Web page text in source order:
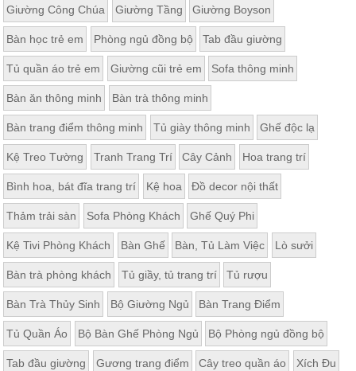
Giường Công Chúa Giường Tầng Giường Boyson
Bàn học trẻ em Phòng ngủ đồng bộ Tab đầu giường
Tủ quần áo trẻ em Giường cũi trẻ em Sofa thông minh
Bàn ăn thông minh Bàn trà thông minh
Bàn trang điểm thông minh Tủ giày thông minh Ghế độc lạ
Kệ Treo Tường Tranh Trang Trí Cây Cảnh Hoa trang trí
Bình hoa, bát đĩa trang trí Kệ hoa Đồ decor nội thất
Thảm trải sàn Sofa Phòng Khách Ghế Quý Phi
Kệ Tivi Phòng Khách Bàn Ghế Bàn, Tủ Làm Việc Lò sưởi
Bàn trà phòng khách Tủ giầy, tủ trang trí Tủ rượu
Bàn Trà Thủy Sinh Bộ Giường Ngủ Bàn Trang Điểm
Tủ Quần Áo Bộ Bàn Ghế Phòng Ngủ Bộ Phòng ngủ đồng bộ
Tab đầu giường Gương trang điểm Cây treo quần áo Xích Đu